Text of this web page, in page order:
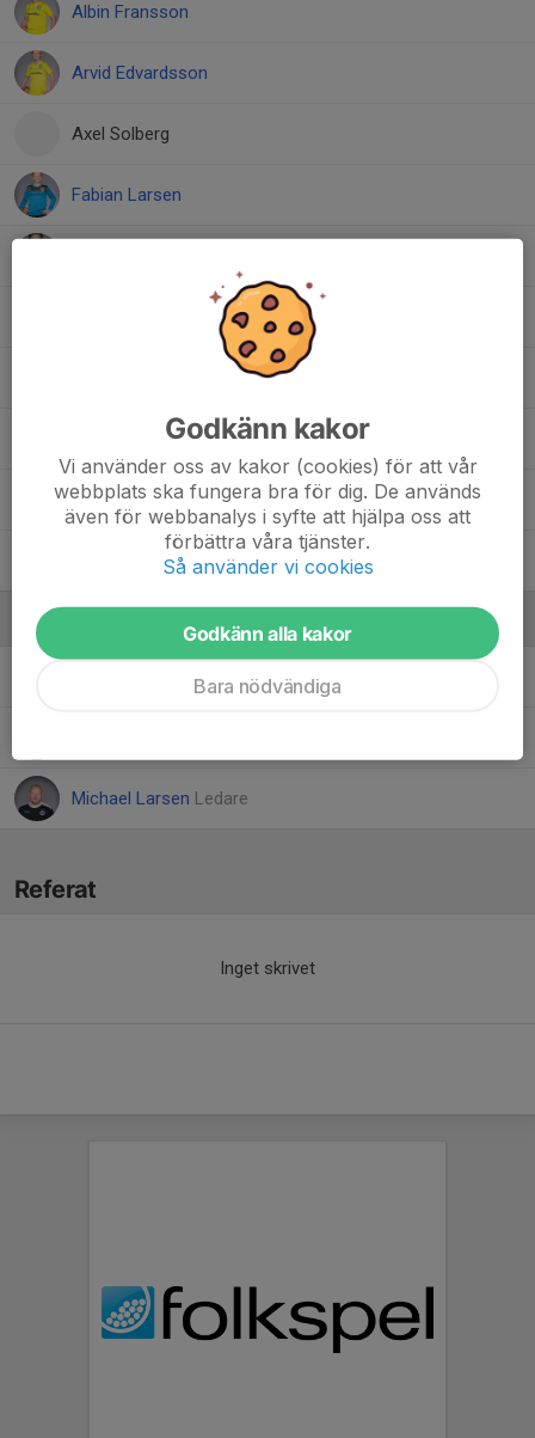
Albin Fransson
Arvid Edvardsson
Axel Solberg
Fabian Larsen
Viggo Ericson
Vincent Blom
William Westrin
Ledare
Elias Löfquist Dehlin Tränare
Michael Larsen Ledare
Referat
Inget skrivet
Godkänn kakor
Vi använder oss av kakor (cookies) för att vår
webbplats ska fungera bra för dig. De används
även för webbanalys i syfte att hjälpa oss att
förbättra våra tjänster.
Så använder vi cookies
Godkänn alla kakor
Bara nödvändiga